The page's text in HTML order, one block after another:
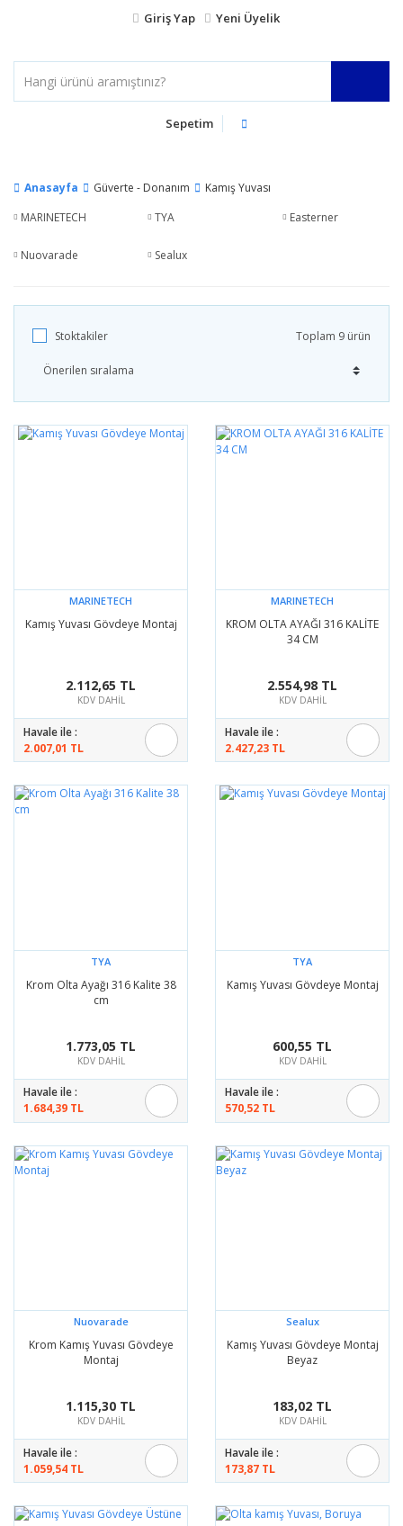
Giriş Yap Yeni Üyelik
Sepetim
Anasayfa Güverte - Donanım
Kamış Yuvası
MARINETECH
TYA Easterner
Nuovarade Sealux
Stoktakiler Toplam 9 ürün
MARINETECH
Kamış Yuvası Gövdeye Montaj
2.112,65 TL
KDV DAHİL
Havale ile :
2.007,01 TL
MARINETECH
KROM OLTA AYAĞI 316 KALİTE
34 CM
2.554,98 TL
KDV DAHİL
Havale ile :
2.427,23 TL
TYA
Krom Olta Ayağı 316 Kalite 38
cm
1.773,05 TL
KDV DAHİL
Havale ile :
1.684,39 TL
TYA
Kamış Yuvası Gövdeye Montaj
600,55 TL
KDV DAHİL
Havale ile :
570,52 TL
Nuovarade
Krom Kamış Yuvası Gövdeye
Montaj
1.115,30 TL
KDV DAHİL
Havale ile :
1.059,54 TL
Sealux
Kamış Yuvası Gövdeye Montaj
Beyaz
183,02 TL
KDV DAHİL
Havale ile :
173,87 TL